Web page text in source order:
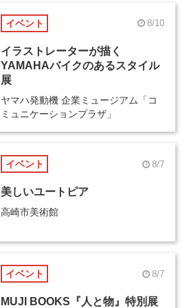
イベント 8/10
イラストレーターが描く
YAMAHAバイクのあるスタイル
展
ヤマハ発動機 企業ミュージアム「コ
ミュニケーションプラザ」
イベント 8/7
美しいユートピア
高崎市美術館
イベント 8/7
MUJI BOOKS『人と物』特別展